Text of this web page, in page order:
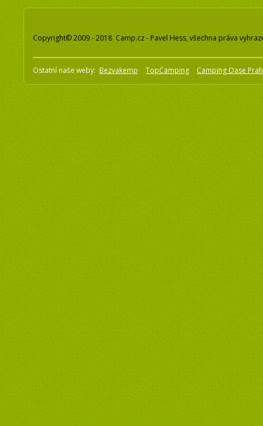
Copyright© 2009 - 2018 Camp.cz - Pavel Hess, všechna práva
Ostatní naše weby: Bezvakemp TopCamping Camping Oase